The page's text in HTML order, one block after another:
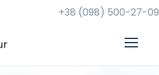
+38 (098) 500-27-09